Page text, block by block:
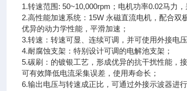
1.转速范围 : 50~10,000rpm ；电机功率0.02马力，
2.高性能加速系统： 15W 永磁直流电机，配合双
优异的动力学性能，平滑加速；
3.转速：转速可显、连续可调，并可使用外接电
4.耐腐蚀支架：特别设计可调的电解池支架；
5.碳刷：的镀银工艺，形成优异的抗干扰性能，
可有效降低电流采集误差，使用寿命长；
6.输出电压与转速成正比，可通过外接示波器进